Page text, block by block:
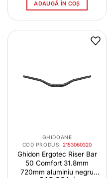
fost:
ADAUGĂ ÎN COȘ
GHIDOANE
COD PRODUS:2153060320
Ghidon Ergotec Riser Bar
50 Comfort 31.8mm
720mm aluminiu negru